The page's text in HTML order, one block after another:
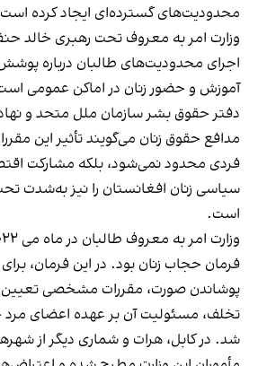
محدودیت‌های گسترده‌ای ایجاد کرده
وزارت امر به معروف تحت رهبری خالد
اجرای محدودیت‌های طالبان درباره
آموزش و حضور زنان در اماکن عمومی
دفتر حقوق بشر سازمان ملل متحد و
مدافع حقوق زنان می‌گویند تأثیر این
فردی محدود نمی‌شود، بلکه مشارکت
سیاسی زنان افغانستان را نیز به‌شدت تحت
است.
فرمان حجاب زنان بود. در این فرمان، برای
پوشاندن صورت، مقررات مشخصی
تخلف، مسئولیت آن بر عهده اعضای مرد
شد. در کابل، هرات و شماری دیگر از